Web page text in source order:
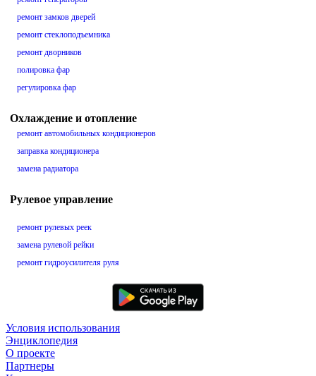
ремонт замков дверей
ремонт стеклоподъемника
ремонт дворников
полировка фар
регулировка фар
Охлаждение и отопление
ремонт автомобильных кондиционеров
заправка кондиционера
замена радиатора
Рулевое управление
ремонт рулевых реек
замена рулевой рейки
ремонт гидроусилителя руля
Условия использования
Энциклопедия
О проекте
Партнеры